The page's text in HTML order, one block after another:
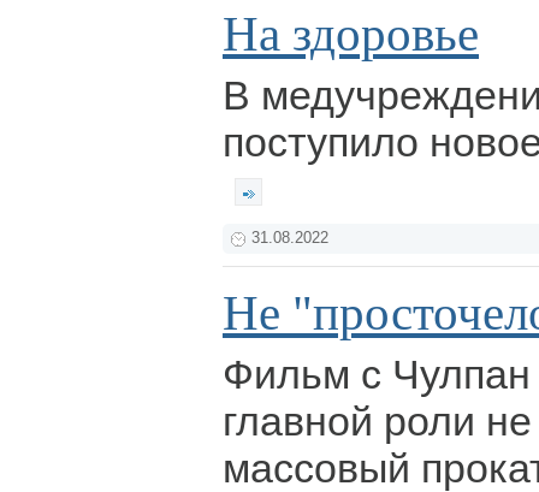
На здоровье
В
поступило
31.08.2022
Не
Фильм с
главной роли
массовый